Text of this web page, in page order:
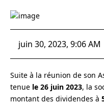
juin 30, 2023, 9:06 AM
Suite à la réunion de son
tenue le 26 juin 2023, la
montant des dividendes à